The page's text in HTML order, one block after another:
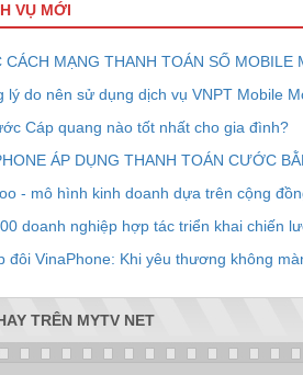
VỤ MỚI
Cáp quang nào tốt nhất cho gia đình?
- mô hình kinh doanh dựa trên cộng
TRÊN MYTV NET